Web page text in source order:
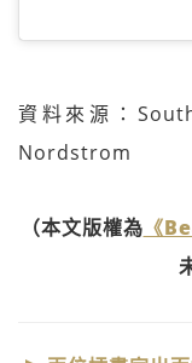
資料來源：
Nordstrom
（本文版權為 《